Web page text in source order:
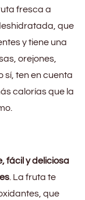
fresca a
que
y tiene una
orejones,
sí, ten en cuenta
calorías que la
fácil y deliciosa
. La fruta te
que